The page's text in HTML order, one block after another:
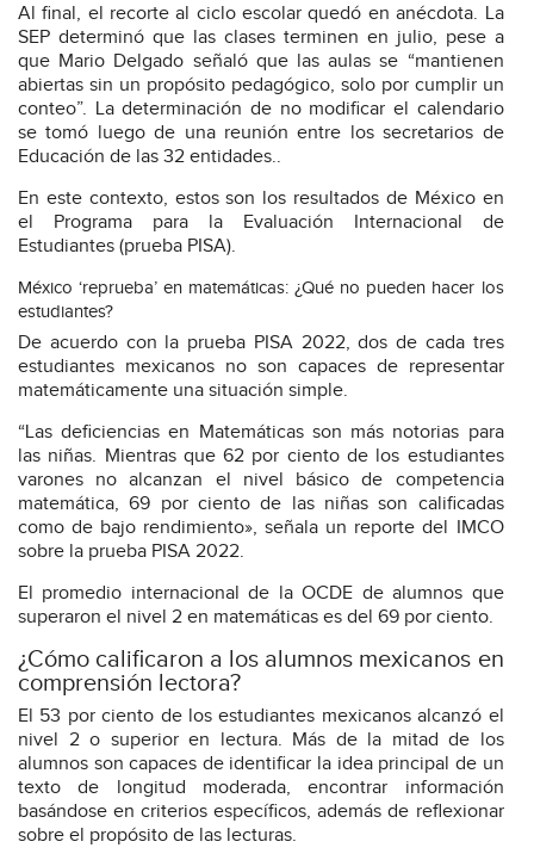
Al final, el recorte al ciclo escolar quedó en anécdota. La
SEP determinó que las clases terminen en julio, pese a
que Mario Delgado señaló que las aulas se “mantienen
abiertas sin un propósito pedagógico, solo por cumplir un
conteo”. La determinación de no modificar el calendario
se tomó luego de una reunión entre los secretarios de
Educación de las 32 entidades..
En este contexto, estos son los resultados de México en
el Programa para la Evaluación Internacional de
Estudiantes (prueba PISA).
México ‘reprueba’ en matemáticas: ¿Qué no pueden hacer los
estudiantes?
De acuerdo con la prueba PISA 2022, dos de cada tres
estudiantes mexicanos no son capaces de representar
matemáticamente una situación simple.
“Las deficiencias en Matemáticas son más notorias para
las niñas. Mientras que 62 por ciento de los estudiantes
varones no alcanzan el nivel básico de competencia
matemática, 69 por ciento de las niñas son calificadas
como de bajo rendimiento», señala un reporte del IMCO
sobre la prueba PISA 2022.
El promedio internacional de la OCDE de alumnos que
superaron el nivel 2 en matemáticas es del 69 por ciento.
¿Cómo calificaron a los alumnos mexicanos en
comprensión lectora?
El 53 por ciento de los estudiantes mexicanos alcanzó el
nivel 2 o superior en lectura. Más de la mitad de los
alumnos son capaces de identificar la idea principal de un
texto de longitud moderada, encontrar información
basándose en criterios específicos, además de reflexionar
sobre el propósito de las lecturas.